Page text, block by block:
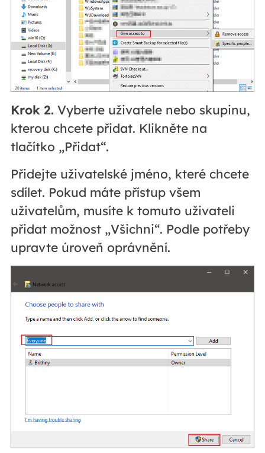
Krok 2.Vyberte uživatele nebo skupinu,
kterou chcete přidat. Klikněte na
tlačítko „Přidat“.
Přidejte uživatelské jméno, které chcete
sdílet. Pokud máte přístup všem
uživatelům, musíte k tomuto uživateli
přidat možnost „Všichni“. Podle potřeby
upravte úroveň oprávnění.